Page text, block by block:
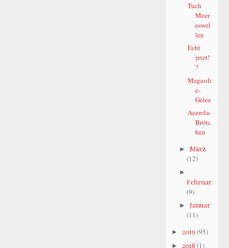
Tuch
Meer
eswel
len
Echt
jetzt!
?
Magnoli
e-
Gelee
Acerola-
Brötc
hen
► März
(12)
►
Februar
(9)
► Januar
(11)
► 2019 (95)
► 2018 (1)